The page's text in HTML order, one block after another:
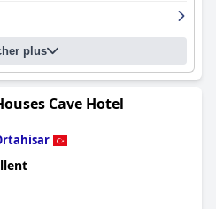
plus
Cave Hotel